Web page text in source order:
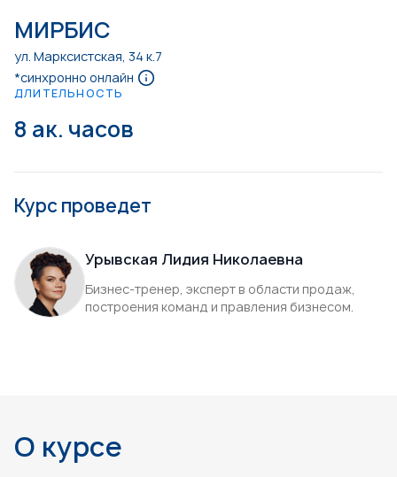
МИРБИС
ул. Марксистская, 34 к.7
*синхронно онлайн
ДЛИТЕЛЬНОСТЬ
8 ак. часов
Курс проведет
Урывская Лидия Николаевна
Бизнес-тренер, эксперт в области продаж,
построения команд и правления бизнесом.
О курсе